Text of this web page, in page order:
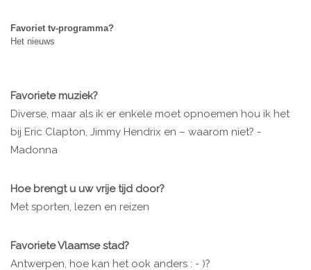
Favoriet tv-programma?
Het nieuws
Favoriete muziek?
Diverse, maar als ik er enkele moet opnoemen hou ik het
bij Eric Clapton, Jimmy Hendrix en – waarom niet? -
Madonna
Hoe brengt u uw vrije tijd door?
Met sporten, lezen en reizen
Favoriete Vlaamse stad?
Antwerpen, hoe kan het ook anders : - )?